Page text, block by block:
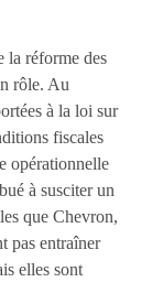
la réforme des
rôle. Au
à la loi sur
fiscales
opérationnelle
à susciter un
que Chevron,
pas entraîner
elles sont